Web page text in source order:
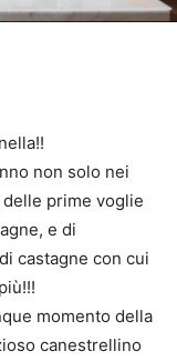
non solo nei
prime voglie
e di
castagne con cui
momento della
canestrellino